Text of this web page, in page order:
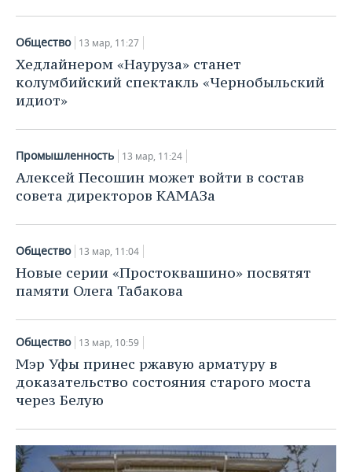
Общество 13 мар, 11:27
Хедлайнером «Науруза» станет
колумбийский спектакль «Чернобыльский
идиот»
Промышленность 13 мар, 11:24
Алексей Песошин может войти в состав
совета директоров КАМАЗа
Общество 13 мар, 11:04
Новые серии «Простоквашино» посвятят
памяти Олега Табакова
Общество 13 мар, 10:59
Мэр Уфы принес ржавую арматуру в
доказательство состояния старого моста
через Белую